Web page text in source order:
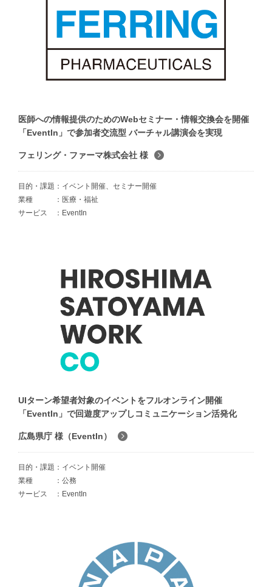
医師への情報提供のためのWebセミナー・情報交換会を開催
「EventIn」で参加者交流型 バーチャル講演会を実現
フェリング・ファーマ株式会社 様
目的・課題
イベント開催、セミナー開催
業種
医療・福祉
サービス
EventIn
UIターン希望者対象のイベントをフルオンライン開催
「EventIn」で回遊度アップしコミュニケーション活発化
広島県庁 様（EventIn）
目的・課題
イベント開催
業種
公務
サービス
EventIn